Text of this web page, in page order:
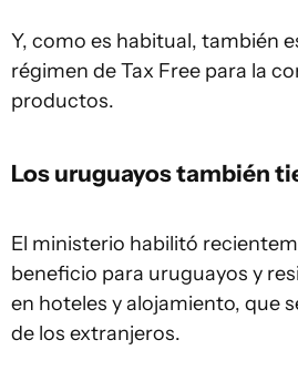
Y, como es habitual, también
régimen de Tax Free para la
productos.
Los uruguayos también
El ministerio habilitó
beneficio para uruguayos y
en hoteles y alojamiento, que
de los extranjeros.